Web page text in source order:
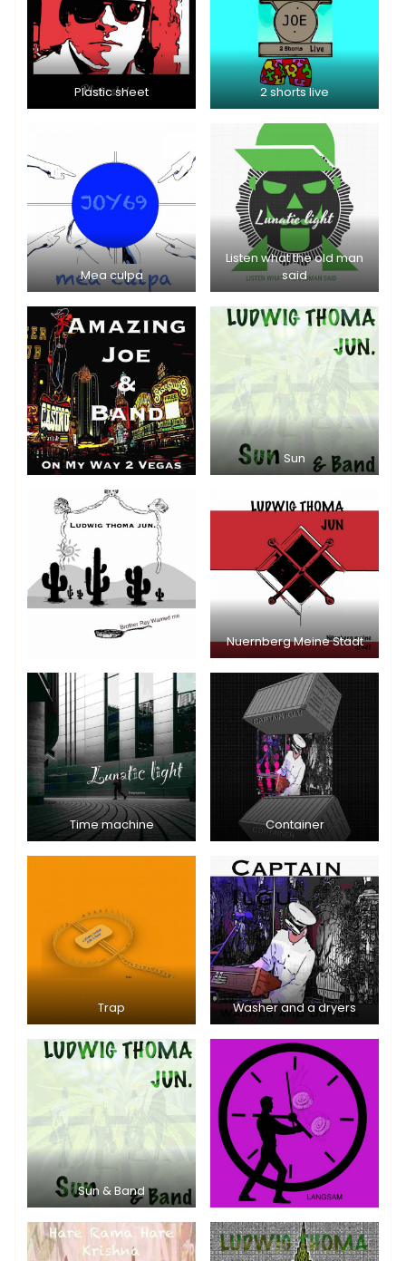
Plastic sheet 2 shorts live
Mea culpa
Listen what the old man
said
Sun
Nuernberg Meine Stadt
Time machine Container
Trap Washer and a dryers
Sun & Band